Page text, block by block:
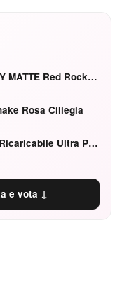
MAC M·A·CXIMAL SILKY MATTE Red Rock mat
Rosa Ciliegia
Hourglass Confession Ricaricabile Ultra Preciso Ad Alta Intensità Secretly Classic Red
e vota ↓